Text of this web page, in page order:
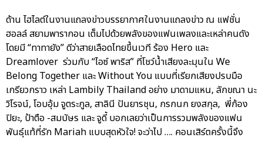
ด้าน ไฮไลต์ในงานแถลงข่าวบรรยากาศในงานแถลงข่าว ณ แฟชั่น
ฮอลล์ สยามพารากอน เต็มไปด้วยพลังของแฟนเพลงและเหล่าคนดัง
โดยมี “ทาทายัง” ดีว่าสายเลือดไทยขึ้นเวที ร้อง Hero และ
Dreamlover ร่วมกับ “ไอซ์ พาริส” ที่โชว์น้ำเสียงละมุนใน We
Belong Together และ Without You แบบที่เรียกเสียงปรบมือ
เกรียวกราว เหล่า Lambily Thailand อย่าง มาดามแหน, ลักขณา นะ
วิโรจน์, โอบอุ้ม จูตระกูล, สาลินี ปันยารชุน, กรกนก ยงสกุล, พี่ก้อง
ปิยะ, ป้าตือ -สมบัษร และ จูดี้ บอกเลยว่าเป็นการรวมพลังของแฟน
พันธุ์แท้ที่รัก Mariah แบบสุดหัวใจ! จะว่าไป …. คอนเสิร์ตครั้งนี้จึง